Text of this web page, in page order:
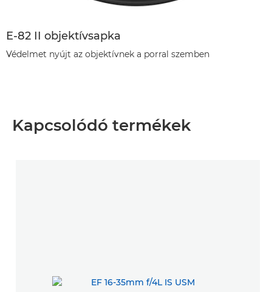
E-82 II objektívsapka
Védelmet nyújt az objektívnek a porral szemben
Kapcsolódó termékek